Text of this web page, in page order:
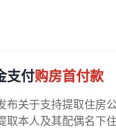
支付购房首付款
布关于支持提取住房
取本人及其配偶名下